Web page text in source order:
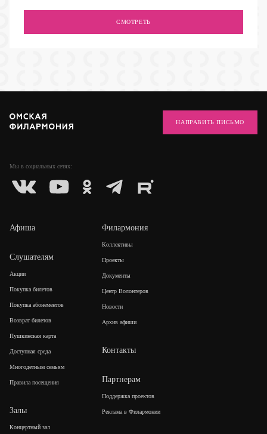
СМОТРЕТЬ
Мы в социальных сетях:
НАПРАВИТЬ ПИСЬМО
Афиша
Слушателям
Акции
Покупка билетов
Покупка абонементов
Возврат билетов
Пушкинская карта
Доступная среда
Многодетным семьям
Правила посещения
Залы
Концертный зал
Филармония
Коллективы
Проекты
Документы
Центр Волонтеров
Новости
Архив афиши
Контакты
Партнерам
Поддержка проектов
Реклама в Филармонии